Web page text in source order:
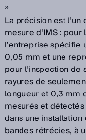
»
La précision est
mesure d’IMS :
l’entreprise spécifie
0,05 mm et une
pour l’inspection de
rayures de
longueur et 0,3 mm
mesurés et
dans une
bandes rétrécies, à